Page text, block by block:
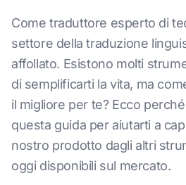
Come traduttore esperto di
settore della traduzione
affollato. Esistono molti
di semplificarti la vita, ma
il migliore per te? Ecco
questa guida per aiutarti a
nostro prodotto dagli altri
oggi disponibili sul mercato.